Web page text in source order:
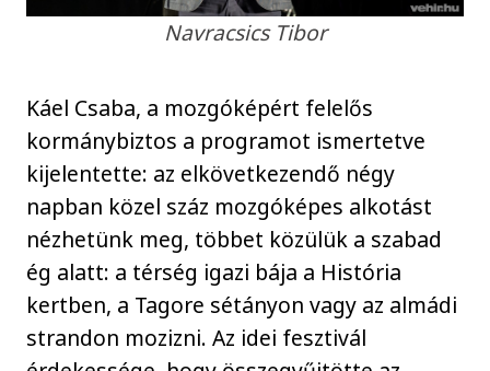
Navracsics Tibor
Káel Csaba, a mozgóképért felelős
kormánybiztos a programot ismertetve
kijelentette: az elkövetkezendő négy
napban közel száz mozgóképes alkotást
nézhetünk meg, többet közülük a szabad
ég alatt: a térség igazi bája a História
kertben, a Tagore sétányon vagy az almádi
strandon mozizni. Az idei fesztivál